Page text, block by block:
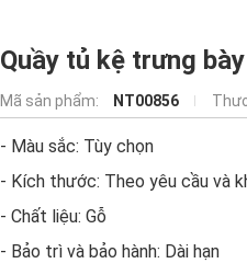
Quầy tủ kệ trưng
Mã sản phẩm: NT00856
- Màu sắc: Tùy chọn
- Kích thước: Theo yêu cầu và
- Chất liệu: Gỗ
- Bảo trì và bảo hành: Dài hạn